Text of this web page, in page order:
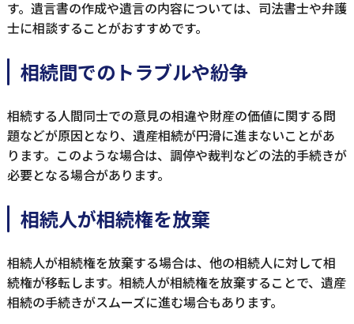
す。遺言書の作成や遺言の内容については、司法書士や弁護
士に相談することがおすすめです。
相続間でのトラブルや紛争
相続する人間同士での意見の相違や財産の価値に関する問
題などが原因となり、遺産相続が円滑に進まないことがあ
ります。このような場合は、調停や裁判などの法的手続きが
必要となる場合があります。
相続人が相続権を放棄
相続人が相続権を放棄する場合は、他の相続人に対して相
続権が移転します。相続人が相続権を放棄することで、遺産
相続の手続きがスムーズに進む場合もあります。